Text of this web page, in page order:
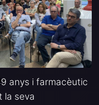
anys i farmacèutic
la seva